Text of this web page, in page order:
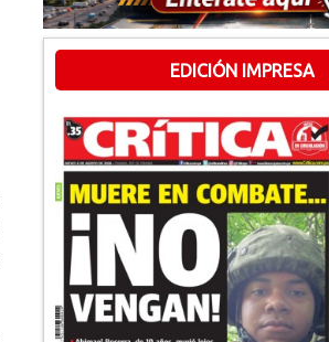
EDICIÓN IMPRESA